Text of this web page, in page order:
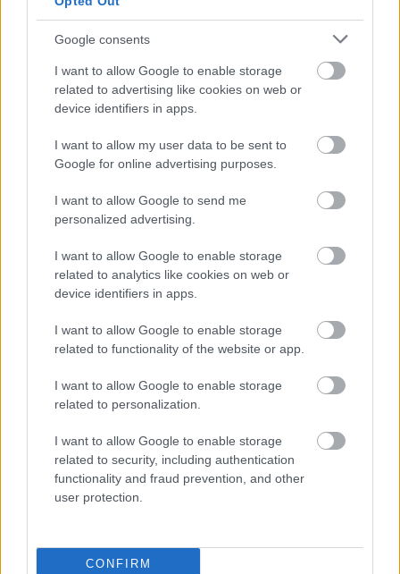
Google consents
I want to allow Google to enable storage
related to advertising like cookies on web or
device identifiers in apps.
I want to allow my user data to be sent to
Google for online advertising purposes.
I want to allow Google to send me
personalized advertising.
I want to allow Google to enable storage
related to analytics like cookies on web or
device identifiers in apps.
I want to allow Google to enable storage
related to functionality of the website or app.
I want to allow Google to enable storage
related to personalization.
I want to allow Google to enable storage
related to security, including authentication
functionality and fraud prevention, and other
user protection.
CONFIRM
2026.08.09. |
Pazar gólokkal nyert Kisvárdán és állt élre az Újpest
Szélesi Zoltán együttese négy remekbe szabott találattal vitte el
mindhárom pontot a Várkerti Stadionból.
2026.08.08.
Hírek